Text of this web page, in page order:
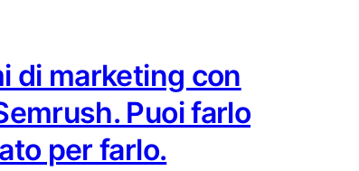
di marketing con
Puoi farlo
per farlo.